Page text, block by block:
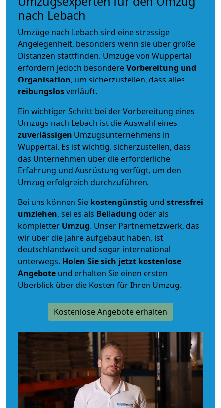
nach Lebach
Umzüge nach Lebach sind eine stressige
Angelegenheit, besonders wenn sie über große
Distanzen stattfinden. Umzüge von Wuppertal
erfordern jedoch besondereVorbereitung und
Organisation, um sicherzustellen, dass alles
reibungslosverläuft.
Ein wichtiger Schritt bei der Vorbereitung eines
Umzugs nach Lebach ist die Auswahl eines
zuverlässigen Umzugsunternehmens in
Wuppertal. Es ist wichtig, sicherzustellen, dass
das Unternehmen über die erforderliche
Erfahrung und Ausrüstung verfügt, um den
Umzug erfolgreich durchzuführen.
Bei uns können Sie kostengünstig und stressfrei
umziehen, sei es als Beiladung oder als
kompletter Umzug. Unser Partnernetzwerk, das
wir über die Jahre aufgebaut haben, ist
deutschlandweit und sogar international
unterwegs. Holen Sie sich jetzt kostenlose
Angebote und erhalten Sie einen ersten
Überblick über die Kosten für Ihren Umzug.
Kostenlose Angebote erhalten